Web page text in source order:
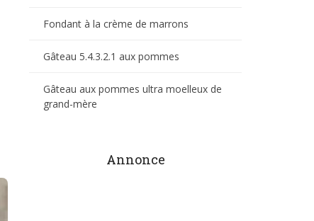
Fondant à la crème de marrons
Gâteau 5.4.3.2.1 aux pommes
Gâteau aux pommes ultra moelleux de
grand-mère
Annonce